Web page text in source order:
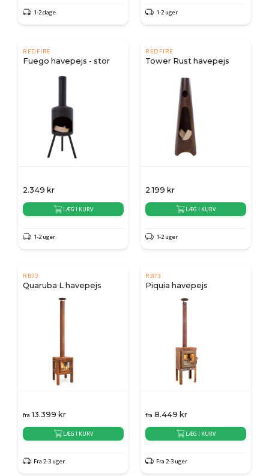
1-2 dage 1-2 uger
REDFIRE
Fuego havepejs - stor
2.349 kr
LÆG I KURV
1-2 uger
REDFIRE
Tower Rust havepejs
2.199 kr
LÆG I KURV
1-2 uger
RB73
Quaruba L havepejs
fra 13.399 kr
LÆG I KURV
Fra 2-3 uger
RB73
Piquia havepejs
fra 8.449 kr
LÆG I KURV
Fra 2-3 uger